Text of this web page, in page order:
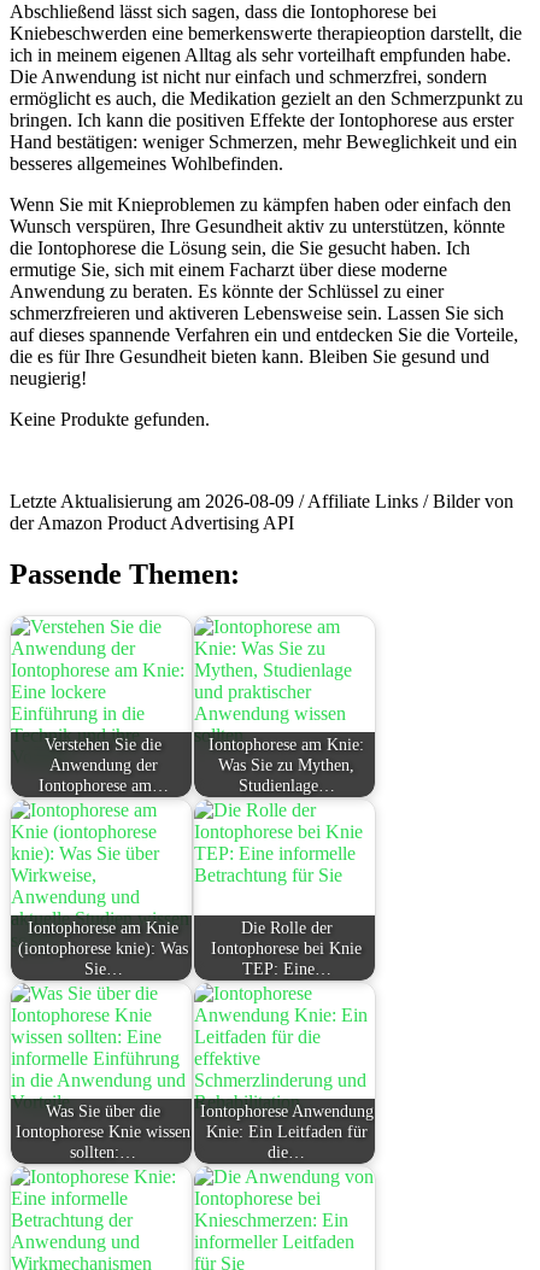
Abschließend lässt sich ‍sagen, dass die Iontophorese bei ​
Kniebeschwerden⁤ eine ⁢bemerkenswerte therapieoption ⁢darstellt, die
ich in meinem eigenen Alltag als ‌sehr⁢ vorteilhaft empfunden habe.
Die ⁢Anwendung ist nicht ‍nur ‍einfach ‌und schmerzfrei, ⁤sondern
ermöglicht⁣ es‌ auch, ⁣die Medikation gezielt an den Schmerzpunkt zu
bringen. Ich ⁣kann die positiven ​Effekte der Iontophorese aus erster
Hand ⁣bestätigen: weniger Schmerzen, mehr Beweglichkeit und ein
⁤besseres allgemeines ​Wohlbefinden.
Wenn Sie mit Knieproblemen zu kämpfen ‌haben⁤ oder‍ einfach den
⁢Wunsch verspüren, Ihre Gesundheit aktiv zu ⁢unterstützen, könnte
die Iontophorese die ‍Lösung sein, ⁤die Sie gesucht haben. Ich
ermutige Sie, sich mit einem Facharzt über diese moderne⁢
Anwendung zu beraten. Es‍ könnte der Schlüssel zu einer⁢
schmerzfreieren und⁣ aktiveren Lebensweise sein. ⁢Lassen Sie sich
⁣auf dieses spannende Verfahren ein und entdecken Sie die Vorteile,
die‌ es für Ihre ‍Gesundheit bieten‍ kann. ⁣Bleiben ​Sie gesund⁢ und‌
neugierig!
Keine Produkte gefunden.
Letzte Aktualisierung am 2026-08-09 / Affiliate Links / Bilder von
der Amazon Product Advertising API
Passende Themen:
Verstehen Sie die
Anwendung der
Iontophorese am…
Iontophorese am Knie:
Was Sie zu Mythen,
Studienlage…
Iontophorese am Knie
(iontophorese knie): Was
Sie…
Die Rolle der
Iontophorese bei Knie
TEP: Eine…
Was Sie über die
Iontophorese Knie wissen
sollten:…
Iontophorese Anwendung
Knie: Ein Leitfaden für
die…